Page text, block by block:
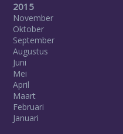
2015
November
Oktober
September
Augustus
Juni
Mei
April
Maart
Februari
Januari